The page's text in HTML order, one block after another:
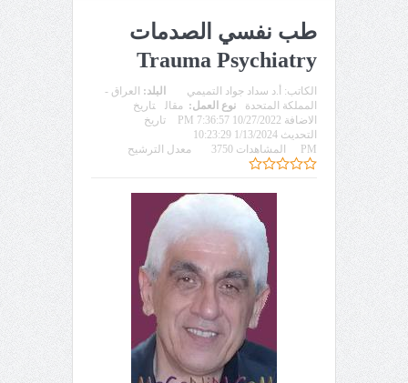
طب نفسي الصدمات
Trauma Psychiatry
الكاتب: أ.د سداد جواد التميمي البلد: العراق -
المملكة المتحدة
نوع العمل: مقال
تاريخ
الاضافة 10/27/2022 7:36:57 PM
تاريخ
التحديث 1/13/2024 10:23:29
PM
المشاهدات 3750 معدل الترشيح